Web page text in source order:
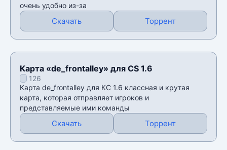
очень удобно из-за
Скачать Торрент
Карта «de_frontalley» для CS 1.6
126
Карта de_frontalley для КС 1.6 классная и крутая
карта, которая отправляет игроков и
представляемые ими команды
Скачать Торрент